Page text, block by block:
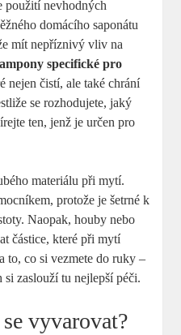
použití nevhodných
domácího saponátu
mít nepříznivý vliv na
specifické pro
nejen čistí, ale také chrání
se rozhodujete, jaký
ten, jenž je určen pro
materiálu při mytí.
protože je šetrné k
Naopak, houby nebo
částice, které při mytí
to, co si vezmete do ruky –
zaslouží tu nejlepší péči.
vyvarovat?